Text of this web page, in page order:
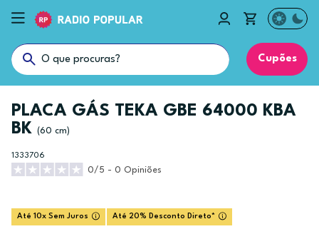
Cupões
PLACA GÁS TEKA GBE 64000 KBA
BK (60 cm)
1333706
0/5 - 0 Opiniões
Até 10x Sem Juros Até 20% Desconto Direto*